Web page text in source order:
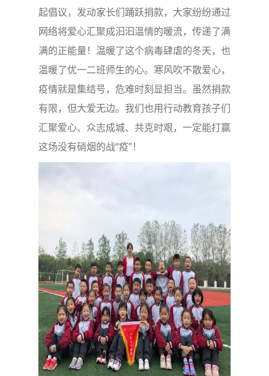
起倡议，发动家长们踊跃捐款，大家纷纷通过
网络将爱心汇聚成汩汩温情的暖流，传递了满
满的正能量！温暖了这个病毒肆虐的冬天，也
温暖了优一二班师生的心。寒风吹不散爱心，
疫情就是集结号，危难时刻显担当。虽然捐款
有限，但大爱无边。我们也用行动教育孩子们
汇聚爱心、众志成城、共克时艰，一定能打赢
这场没有硝烟的战“疫”！